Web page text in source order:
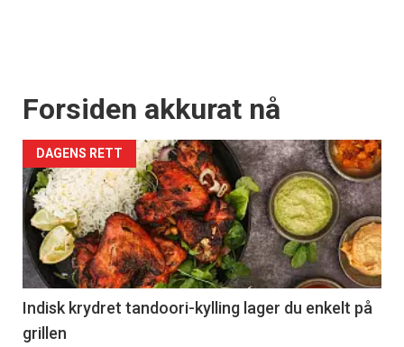
Forsiden akkurat nå
DAGENS RETT
Indisk krydret tandoori-kylling lager du enkelt på
grillen